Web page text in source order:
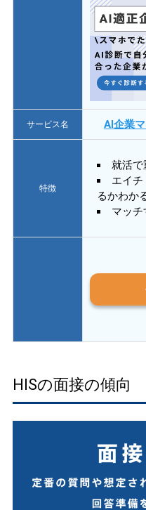
サービス名 AI企業
特徴
就活で
エイ
るかわか
マッチ
HISの面接の傾向